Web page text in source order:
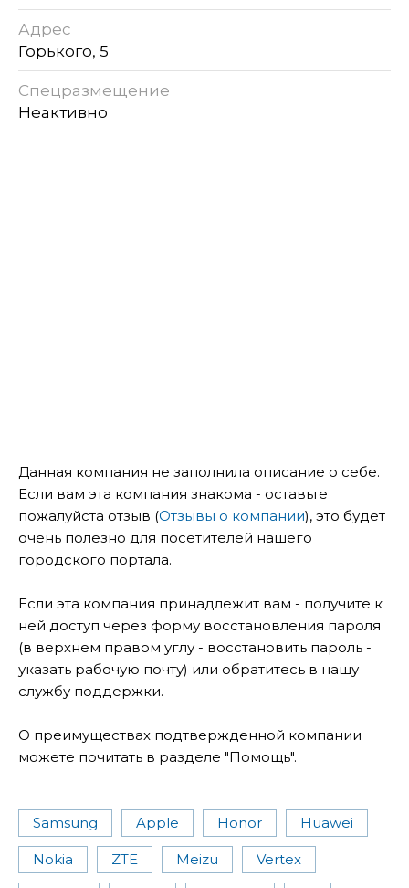
Адрес
Горького, 5
Спецразмещение
Неактивно
Данная компания не заполнила описание о себе.
Если вам эта компания знакома - оставьте
пожалуйста отзыв (Отзывы о компании), это будет
очень полезно для посетителей нашего
городского портала.
Если эта компания принадлежит вам - получите к
ней доступ через форму восстановления пароля
(в верхнем правом углу - восстановить пароль -
указать рабочую почту) или обратитесь в нашу
службу поддержки.
О преимуществах подтвержденной компании
можете почитать в разделе "Помощь".
Samsung Apple Honor Huawei
Nokia ZTE Meizu Vertex